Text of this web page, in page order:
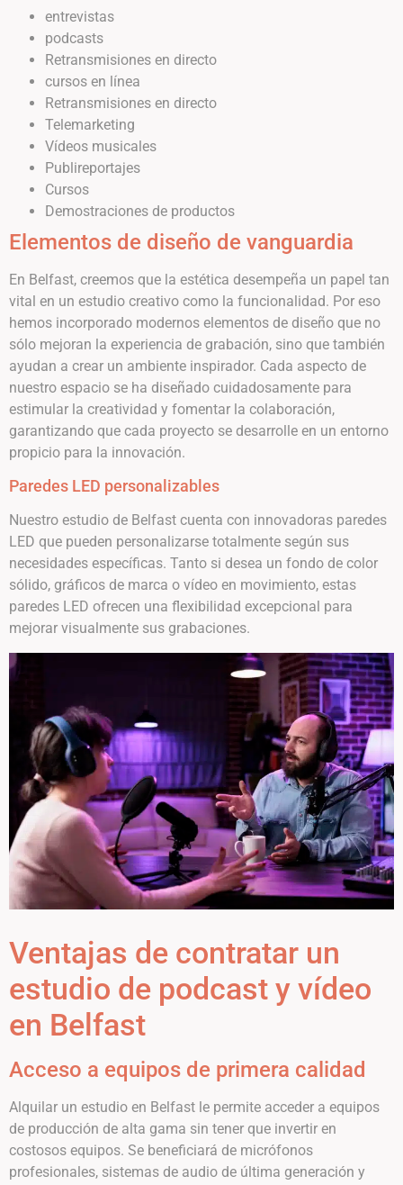
entrevistas
podcasts
Retransmisiones en directo
cursos en línea
Retransmisiones en directo
Telemarketing
Vídeos musicales
Publireportajes
Cursos
Demostraciones de productos
Elementos de diseño de vanguardia
En Belfast, creemos que la estética desempeña un papel tan
vital en un estudio creativo como la funcionalidad. Por eso
hemos incorporado modernos elementos de diseño que no
sólo mejoran la experiencia de grabación, sino que también
ayudan a crear un ambiente inspirador. Cada aspecto de
nuestro espacio se ha diseñado cuidadosamente para
estimular la creatividad y fomentar la colaboración,
garantizando que cada proyecto se desarrolle en un entorno
propicio para la innovación.
Paredes LED personalizables
Nuestro estudio de Belfast cuenta con innovadoras paredes
LED que pueden personalizarse totalmente según sus
necesidades específicas. Tanto si desea un fondo de color
sólido, gráficos de marca o vídeo en movimiento, estas
paredes LED ofrecen una flexibilidad excepcional para
mejorar visualmente sus grabaciones.
Ventajas de contratar un
estudio de podcast y vídeo
en Belfast
Acceso a equipos de primera calidad
Alquilar un estudio en Belfast le permite acceder a equipos
de producción de alta gama sin tener que invertir en
costosos equipos. Se beneficiará de micrófonos
profesionales, sistemas de audio de última generación y